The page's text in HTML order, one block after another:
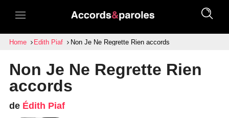
Home Edith Piaf Non Je Ne Regrette Rien accords
Non Je Ne Regrette Rien
accords
de Édith Piaf